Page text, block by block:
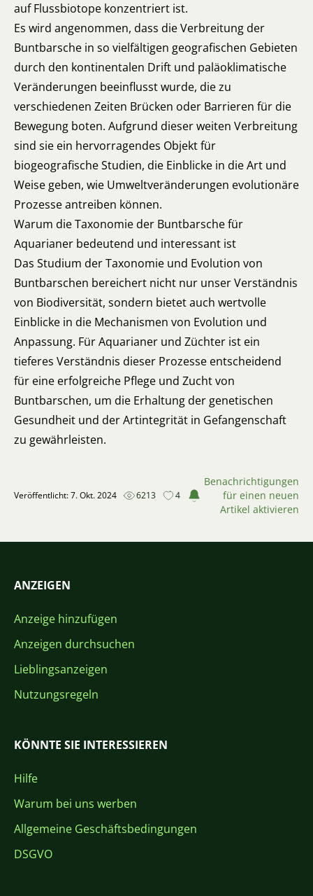
auf Flussbiotope konzentriert ist.
Es wird angenommen, dass die Verbreitung der
Buntbarsche in so vielfältigen geografischen Gebieten
durch den kontinentalen Drift und paläoklimatische
Veränderungen beeinflusst wurde, die zu
verschiedenen Zeiten Brücken oder Barrieren für die
Bewegung boten. Aufgrund dieser weiten Verbreitung
sind sie ein hervorragendes Objekt für
biogeografische Studien, die Einblicke in die Art und
Weise geben, wie Umweltveränderungen evolutionäre
Prozesse antreiben können.
Warum die Taxonomie der Buntbarsche für
Aquarianer bedeutend und interessant ist
Das Studium der Taxonomie und Evolution von
Buntbarschen bereichert nicht nur unser Verständnis
von Biodiversität, sondern bietet auch wertvolle
Einblicke in die Mechanismen von Evolution und
Anpassung. Für Aquarianer und Züchter ist ein
tieferes Verständnis dieser Prozesse entscheidend
für eine erfolgreiche Pflege und Zucht von
Buntbarschen, um die Erhaltung der genetischen
Gesundheit und der Artintegrität in Gefangenschaft
zu gewährleisten.
Veröffentlicht: 7. Okt. 2024 6213 4
Benachrichtigungen
für einen neuen
Artikel aktivieren
ANZEIGEN
Anzeige hinzufügen
Anzeigen durchsuchen
Lieblingsanzeigen
Nutzungsregeln
KÖNNTE SIE INTERESSIEREN
Hilfe
Warum bei uns werben
Allgemeine Geschäftsbedingungen
DSGVO